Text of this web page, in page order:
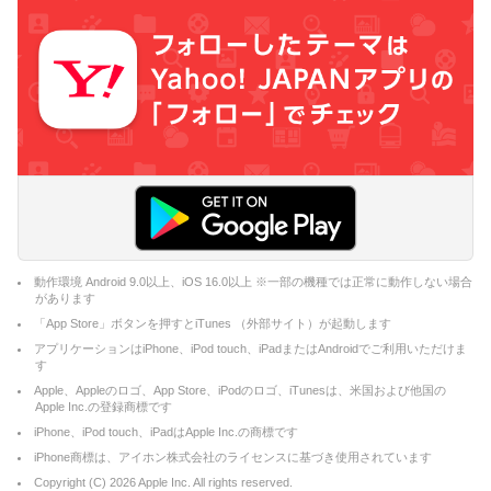
動作環境 Android 9.0以上、iOS 16.0以上 ※一部の機種では正常に動作しない場合
があります
「App Store」ボタンを押すとiTunes （外部サイト）が起動します
アプリケーションはiPhone、iPod touch、iPadまたはAndroidでご利用いただけま
す
Apple、Appleのロゴ、App Store、iPodのロゴ、iTunesは、米国および他国の
Apple Inc.の登録商標です
iPhone、iPod touch、iPadはApple Inc.の商標です
iPhone商標は、アイホン株式会社のライセンスに基づき使用されています
Copyright (C) 2026Apple Inc. All rights reserved.